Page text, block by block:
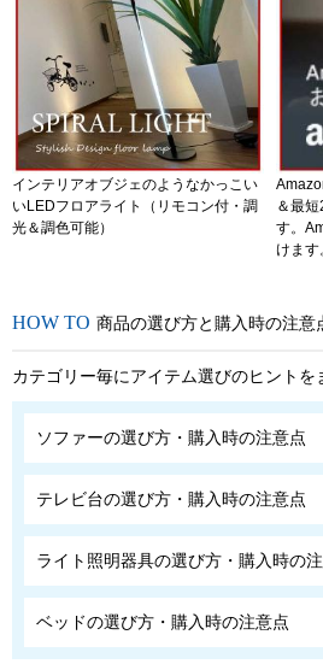
インテリアオブジェのようなかっこい
いLEDフロアライト（リモコン付・調
光＆調色可能）
＆最
す。
けます
商品の選び方と購入時の注意
カテゴリー毎にアイテム選びのヒントを
ソファーの選び方・購入時の注意点
テレビ台の選び方・購入時の注意点
ライト照明器具の選び方・購入時の
ベッドの選び方・購入時の注意点